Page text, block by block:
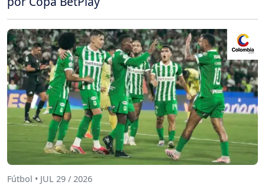
Fútbol • JUL 29 / 2026